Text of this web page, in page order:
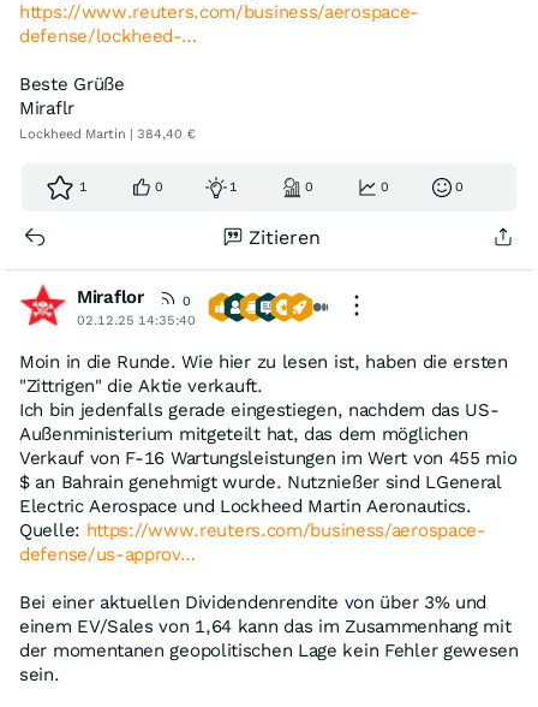
https://www.reuters.com/business/aerospace-
defense/lockheed-…
Beste Grüße
Miraflr
Lockheed Martin | 384,40 €
1 0 1 0 0 0
Zitieren
Miraflor
0
02.12.25 14:35:40
Moin in die Runde. Wie hier zu lesen ist, haben die ersten
"Zittrigen" die Aktie verkauft.
Ich bin jedenfalls gerade eingestiegen, nachdem das US-
Außenministerium mitgeteilt hat, das dem möglichen
Verkauf von F-16 Wartungsleistungen im Wert von 455 mio
$ an Bahrain genehmigt wurde. Nutznießer sind LGeneral
Electric Aerospace und Lockheed Martin Aeronautics.
Quelle: https://www.reuters.com/business/aerospace-
defense/us-approv…
Bei einer aktuellen Dividendenrendite von über 3% und
einem EV/Sales von 1,64 kann das im Zusammenhang mit
der momentanen geopolitischen Lage kein Fehler gewesen
sein.